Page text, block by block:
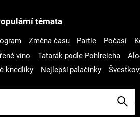
témata
Změna času Partie Počasí
víno Tatarák podle Pohlreicha
knedlíky Nejlepší palačinky